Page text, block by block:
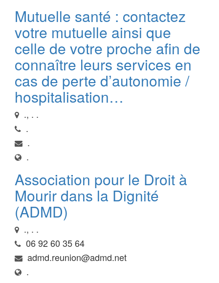
Mutuelle santé : contactez
votre mutuelle ainsi que
celle de votre proche afin de
connaître leurs services en
cas de perte d’autonomie /
hospitalisation…
., . .
.
.
.
Association pour le Droit à
Mourir dans la Dignité
(ADMD)
., . .
06 92 60 35 64
admd.reunion@admd.net
.